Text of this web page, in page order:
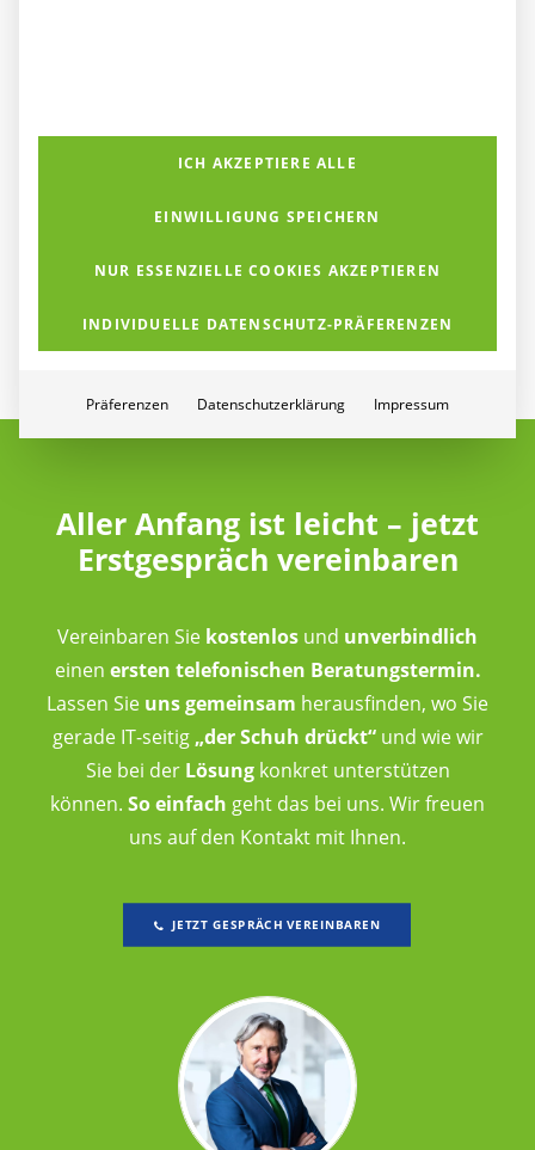
Machen Sie Ihre IT jetzt fit für die Zukunft – mit dem „Fit for
Future Check“ der K&K Networks.
Aller Anfang ist leicht – jetzt
Erstgespräch vereinbaren
Vereinbaren Sie kostenlos und unverbindlich
einen ersten telefonischen Beratungstermin.
Lassen Sie uns gemeinsam herausfinden, wo Sie
gerade IT-seitig „der Schuh drückt“und wie wir
Sie bei der Lösungkonkret unterstützen
können. So einfach geht das bei uns. Wir freuen
uns auf den Kontakt mit Ihnen.
JETZT GESPRÄCH VEREINBAREN
ICH AKZEPTIERE ALLE
EINWILLIGUNG SPEICHERN
NUR ESSENZIELLE COOKIES AKZEPTIEREN
INDIVIDUELLE DATENSCHUTZ-PRÄFERENZEN
Präferenzen Datenschutzerklärung Impressum